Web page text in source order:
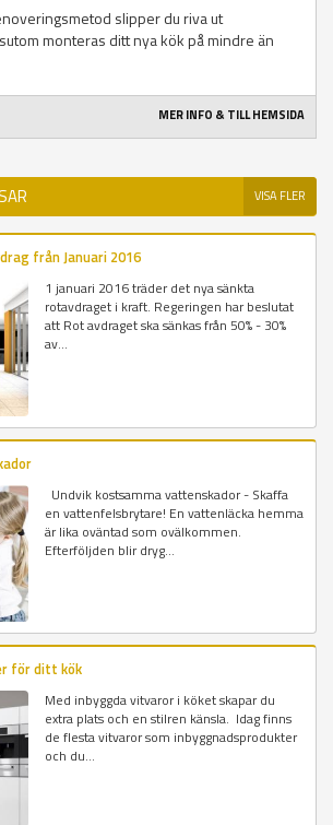
slipper du riva ut
monteras ditt nya kök på mindre än
MER INFO & TILL HEMSIDA
VISA FLER
från Januari 2016
1 januari 2016 träder det nya sänkta
rotavdraget i kraft. Regeringen har beslutat
att Rot avdraget ska sänkas från 50% - 30%
av...
Undvik kostsamma vattenskador - Skaffa
en vattenfelsbrytare! En vattenläcka hemma
är lika oväntad som ovälkommen.
Efterföljden blir dryg...
för ditt kök
Med inbyggda vitvaror i köket skapar du
extra plats och en stilren känsla. Idag finns
de flesta vitvaror som inbyggnadsprodukter
och du...